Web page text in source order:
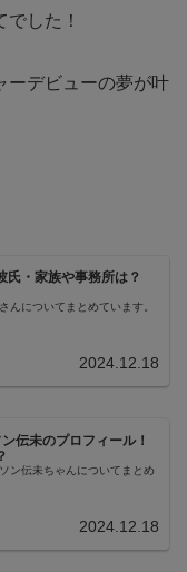
でした！
ーデビューの夢が叶
氏・家族や事務所は？
んについてまとめています。
2024.12.18
伝未のプロフィール！
ン伝未ちゃんについてまとめ
2024.12.18